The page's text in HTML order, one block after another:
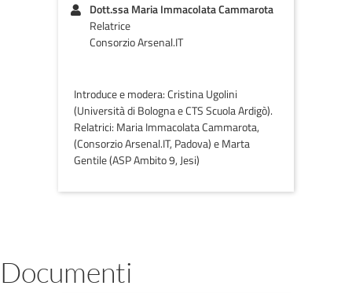
Dott.ssa Maria Immacolata Cammarota
Relatrice
Consorzio Arsenal.IT
Introduce e modera: Cristina Ugolini
(Università di Bologna e CTS Scuola Ardigò).
Relatrici: Maria Immacolata Cammarota,
(Consorzio Arsenal.IT, Padova) e Marta
Gentile (ASP Ambito 9, Jesi)
Documenti